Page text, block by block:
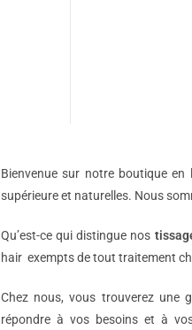
Bienvenue sur notre boutique en
supérieure et naturelles. Nous
Qu’est-ce qui distingue nos
hair exempts de tout traitement
Chez nous, vous trouverez une
répondre à vos besoins et à